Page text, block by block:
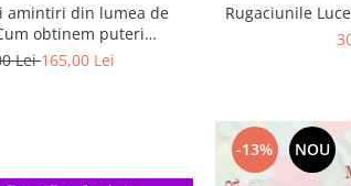
amintiri din lumea de
obtinem puteri
- cu exercitii
Lei165,00 Lei
Rugaciunile
-13% NOU